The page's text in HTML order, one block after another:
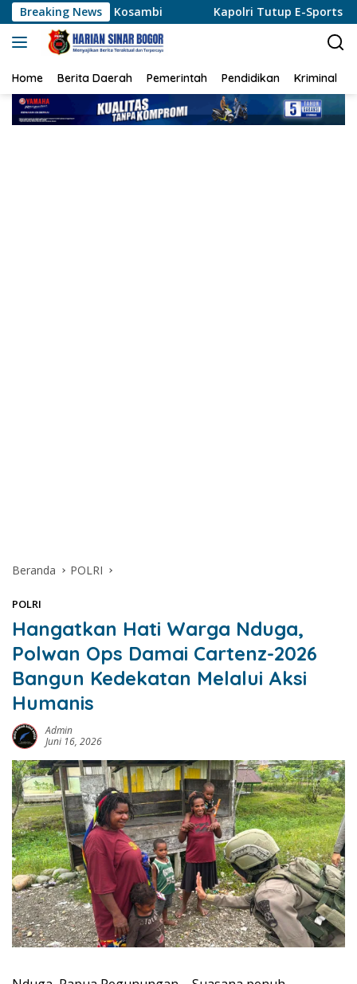
Langsung
ke
konten
Breaking News
Kosambi Kapolri Tutup E-Sports Kapolri Cup 2026,
Home Berita Daerah Pemerintah Pendidikan Kriminal
Beranda POLRI
POLRI
Hangatkan Hati Warga Nduga,
Polwan Ops Damai Cartenz-2026
Bangun Kedekatan Melalui Aksi
Humanis
Admin
Juni 16, 2026